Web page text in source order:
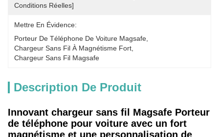
Conditions Réelles]
Mettre En Évidence:
Porteur De Téléphone De Voiture Magsafe
Chargeur Sans Fil À Magnétisme Fort
Chargeur Sans Fil Magsafe
Description De Produit
Innovant chargeur sans fil Magsafe Porteur
de téléphone pour voiture avec un fort
magnétisme et une personnalisation de